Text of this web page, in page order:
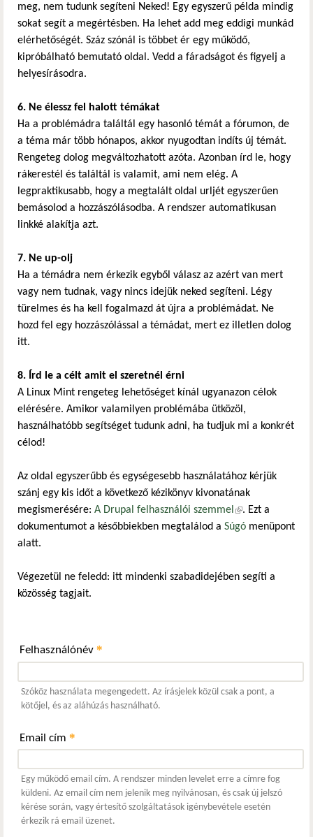
meg, nem tudunk segíteni Neked! Egy egyszerű példa mindig
sokat segít a megértésben. Ha lehet add meg eddigi munkád
elérhetőségét. Száz szónál is többet ér egy működő,
kipróbálható bemutató oldal. Vedd a fáradságot és figyelj a
helyesírásodra.
6. Ne élessz fel halott témákat
Ha a problémádra találtál egy hasonló témát a fórumon, de
a téma már több hónapos, akkor nyugodtan indíts új témát.
Rengeteg dolog megváltozhatott azóta. Azonban írd le, hogy
rákerestél és találtál is valamit, ami nem elég. A
legpraktikusabb, hogy a megtalált oldal urljét egyszerűen
bemásolod a hozzászólásodba. A rendszer automatikusan
linkké alakítja azt.
7. Ne up-olj
Ha a témádra nem érkezik egyből válasz az azért van mert
vagy nem tudnak, vagy nincs idejük neked segíteni. Légy
türelmes és ha kell fogalmazd át újra a problémádat. Ne
hozd fel egy hozzászólással a témádat, mert ez illetlen dolog
itt.
8. Írd le a célt amit el szeretnél érni
A Linux Mint rengeteg lehetőséget kínál ugyanazon célok
elérésére. Amikor valamilyen problémába ütközöl,
használhatóbb segítséget tudunk adni, ha tudjuk mi a konkrét
célod!
Az oldal egyszerűbb és egységesebb használatához kérjük
szánj egy kis időt a következő kézikönyv kivonatának
megismerésére: A Drupal felhasználói szemmel (külső hivatkozás)
. Ezt a
dokumentumot a későbbiekben megtalálod a Súgó menüpont
alatt.
Végezetül ne feledd: itt mindenki szabadidejében segíti a
közösség tagjait.
Felhasználónév *
Szóköz használata megengedett. Az írásjelek közül csak a pont, a
kötőjel, és az aláhúzás használható.
Email cím *
Egy működő email cím. A rendszer minden levelet erre a címre fog
küldeni. Az email cím nem jelenik meg nyilvánosan, és csak új jelszó
kérése során, vagy értesítő szolgáltatások igénybevétele esetén
érkezik rá email üzenet.